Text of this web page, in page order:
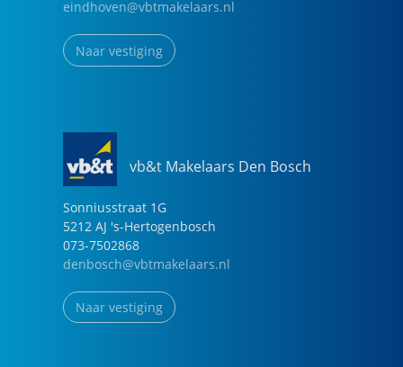
eindhoven@vbtmakelaars.nl
Naar vestiging
vb&t Makelaars Den Bosch
Sonniusstraat 1G
5212 AJ 's-Hertogenbosch
073-7502868
denbosch@vbtmakelaars.nl
Naar vestiging